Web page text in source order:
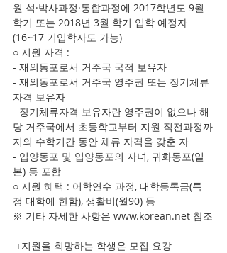
원 석·박사과정·통합과정에 2017학년도 9월
학기 또는 2018년 3월 학기 입학 예정자
(16~17 기입학자도 가능)
○ 지원 자격 :
- 재외동포로서 거주국 국적 보유자
- 재외동포로서 거주국 영주권 또는 장기체류
자격 보유자
- 장기체류자격 보유자란 영주권이 없으나 해
당 거주국에서 초등학교부터 지원 직전과정까
지의 수학기간 동안 체류 자격을 갖춘 자
- 입양동포 및 입양동포의 자녀, 귀화동포(일
본) 등 포함
○ 지원 혜택 : 어학연수 과정, 대학등록금(특
정 대학에 한함), 생활비(월90) 등
※ 기타 자세한 사항은 www.korean.net 참조
□ 지원을 희망하는 학생은 모집 요강